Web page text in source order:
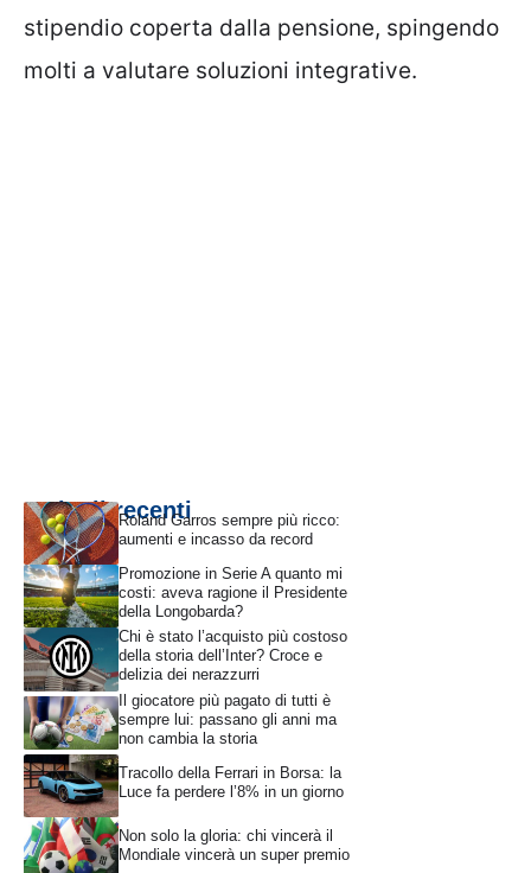
stipendio coperta dalla pensione, spingendo
molti a valutare soluzioni integrative.
Articoli recentiRoland Garros sempre più ricco:
aumenti e incasso da record
Promozione in Serie A quanto mi
costi: aveva ragione il Presidente
della Longobarda?
Chi è stato l’acquisto più costoso
della storia dell’Inter? Croce e
delizia dei nerazzurri
Il giocatore più pagato di tutti è
sempre lui: passano gli anni ma
non cambia la storia
Tracollo della Ferrari in Borsa: la
Luce fa perdere l’8% in un giorno
Non solo la gloria: chi vincerà il
Mondiale vincerà un super premio